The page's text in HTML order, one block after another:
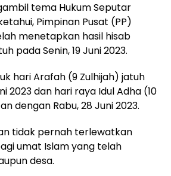
tema Hukum Seputar
Pimpinan Pusat (PP)
menetapkan hasil hisab
pada Senin, 19 Juni 2023.
hari Arafah (9 Zulhijah) jatuh
2023 dan hari raya Idul Adha (10
dengan Rabu, 28 Juni 2023.
tidak pernah terlewatkan
umat Islam yang telah
desa.